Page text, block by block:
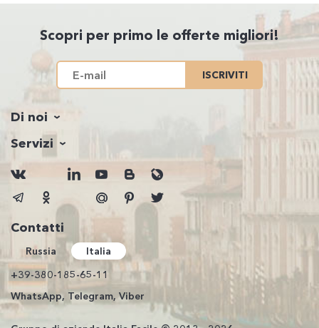
Scopri per primo le offerte migliori!
ISCRIVITI
Di noi
Servizi
Contatti
Russia
Italia
+39-380-185-65-11
WhatsApp, Telegram, Viber